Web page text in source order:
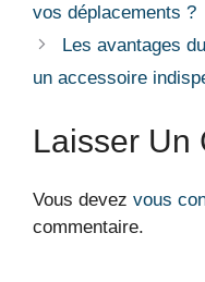
vos déplacements ?
Les avantages
un accessoire
Laisser Un
Vous devez vous
commentaire.